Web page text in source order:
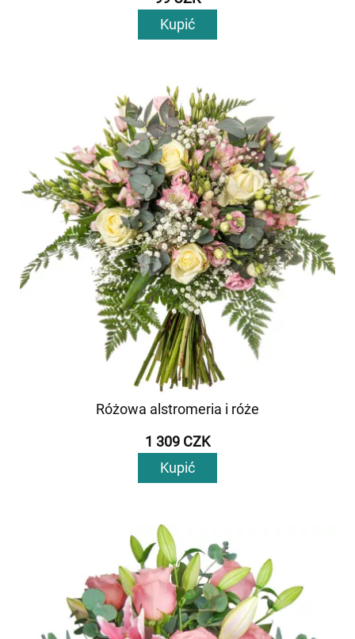
Kupić
Różowa alstromeria i róże
1 309 CZK
Kupić